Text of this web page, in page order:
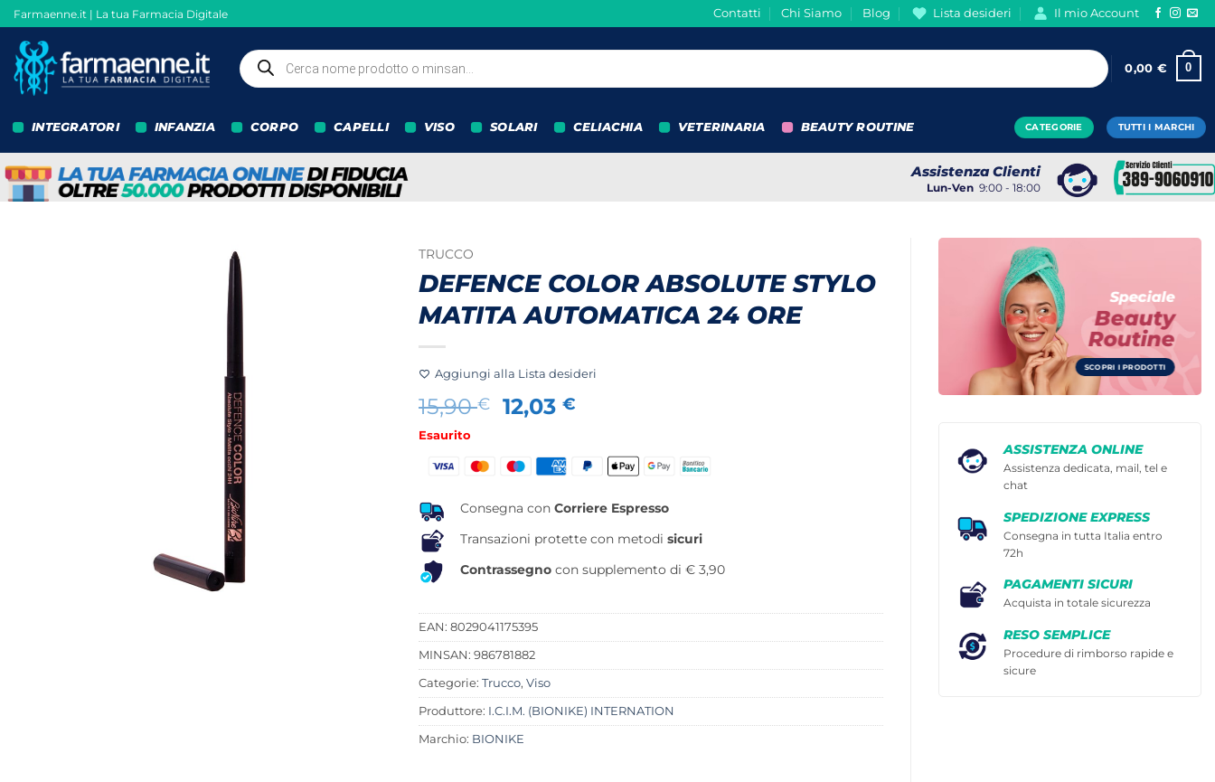
Salta
ai
contenuti
Farmaenne.it | La tua Farmacia Digitale Contatti Chi Siamo Blog Lista desideri Il mio Account
Ricerca
prodotti
0,00 € 0
INTEGRATORI INFANZIA CORPO CAPELLI VISO SOLARI CELIACHIA VETERINARIA BEAUTY ROUTINE CATEGORIE TUTTI I MARCHI
Assistenza Clienti
Lun-Ven 9:00 - 18:00
TRUCCO
DEFENCE COLOR ABSOLUTE STYLO
MATITA AUTOMATICA 24 ORE
Aggiungi alla Lista desideri
15,90€
Il
era:
12,03€
attuale
è:
Esaurito
Consegna con Corriere Espresso
Transazioni protette con metodi sicuri
Contrassegno con supplemento di € 3,90
EAN: 8029041175395
MINSAN: 986781882
Categorie: Trucco, Viso
Produttore: I.C.I.M. (BIONIKE) INTERNATION
Marchio: BIONIKE
Speciale
Beauty
Routine
SCOPRI I PRODOTTI
ASSISTENZA ONLINE
Assistenza dedicata, mail, tel e
chat
SPEDIZIONE EXPRESS
Consegna in tutta Italia entro
72h
PAGAMENTI SICURI
Acquista in totale sicurezza
RESO SEMPLICE
Procedure di rimborso rapide e
sicure